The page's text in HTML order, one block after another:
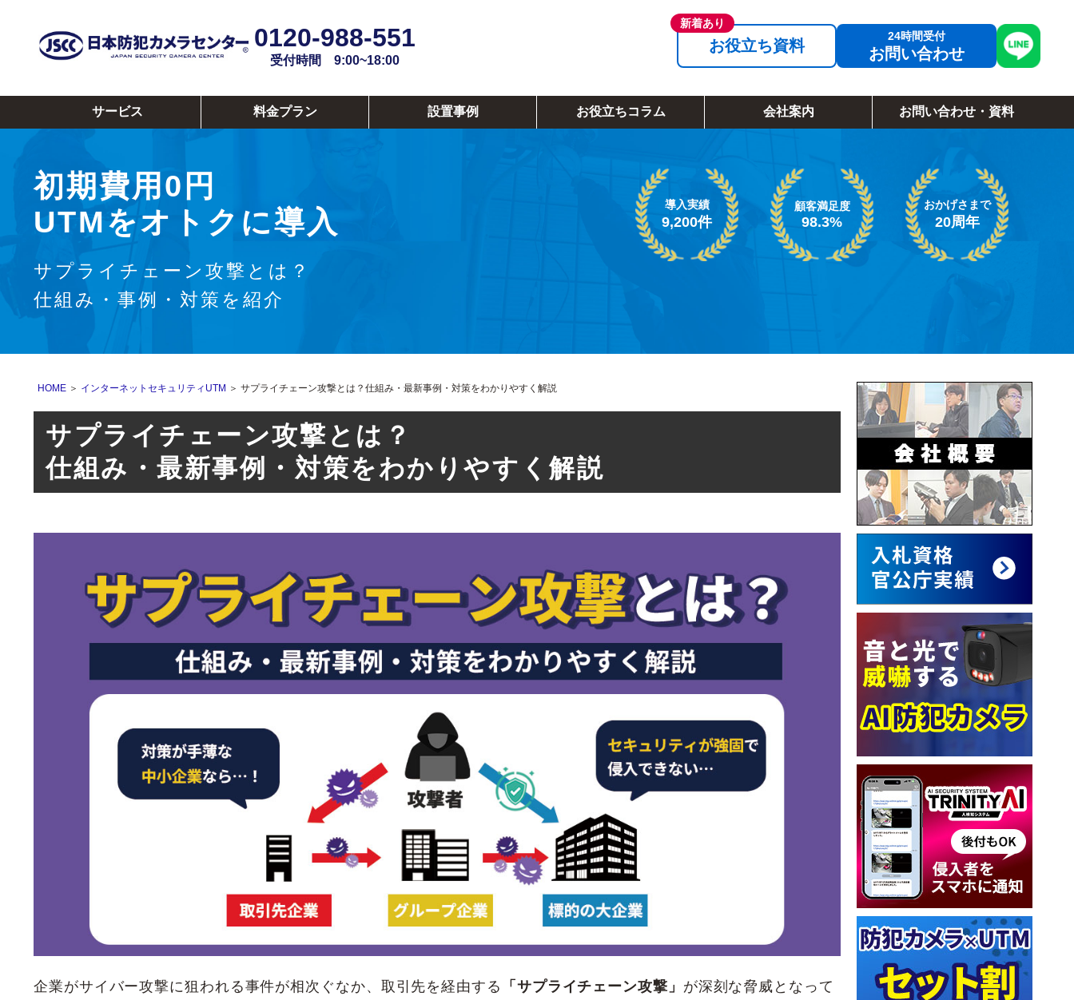
0120-988-551
受付時間 9:00~18:00
お役立ち資料 お問い合わせ
サービス 料金プラン 設置事例 お役立ちコラム 会社案内 お問い合わせ・資料
初期費用0円
UTMをオトクに導入
サプライチェーン攻撃とは？
仕組み・事例・対策を紹介
導入実績
9,200件
顧客満足度
98.3%
おかげさまで
20周年
HOME ＞ インターネットセキュリティUTM ＞ サプライチェーン攻撃とは？仕組み・最新事例・対策をわかりやすく解説
サプライチェーン攻撃とは？
仕組み・最新事例・対策をわかりやすく解説
企業がサイバー攻撃に狙われる事件が相次ぐなか、取引先を経由する 「サプライチェーン攻撃」 が深刻な脅威となって